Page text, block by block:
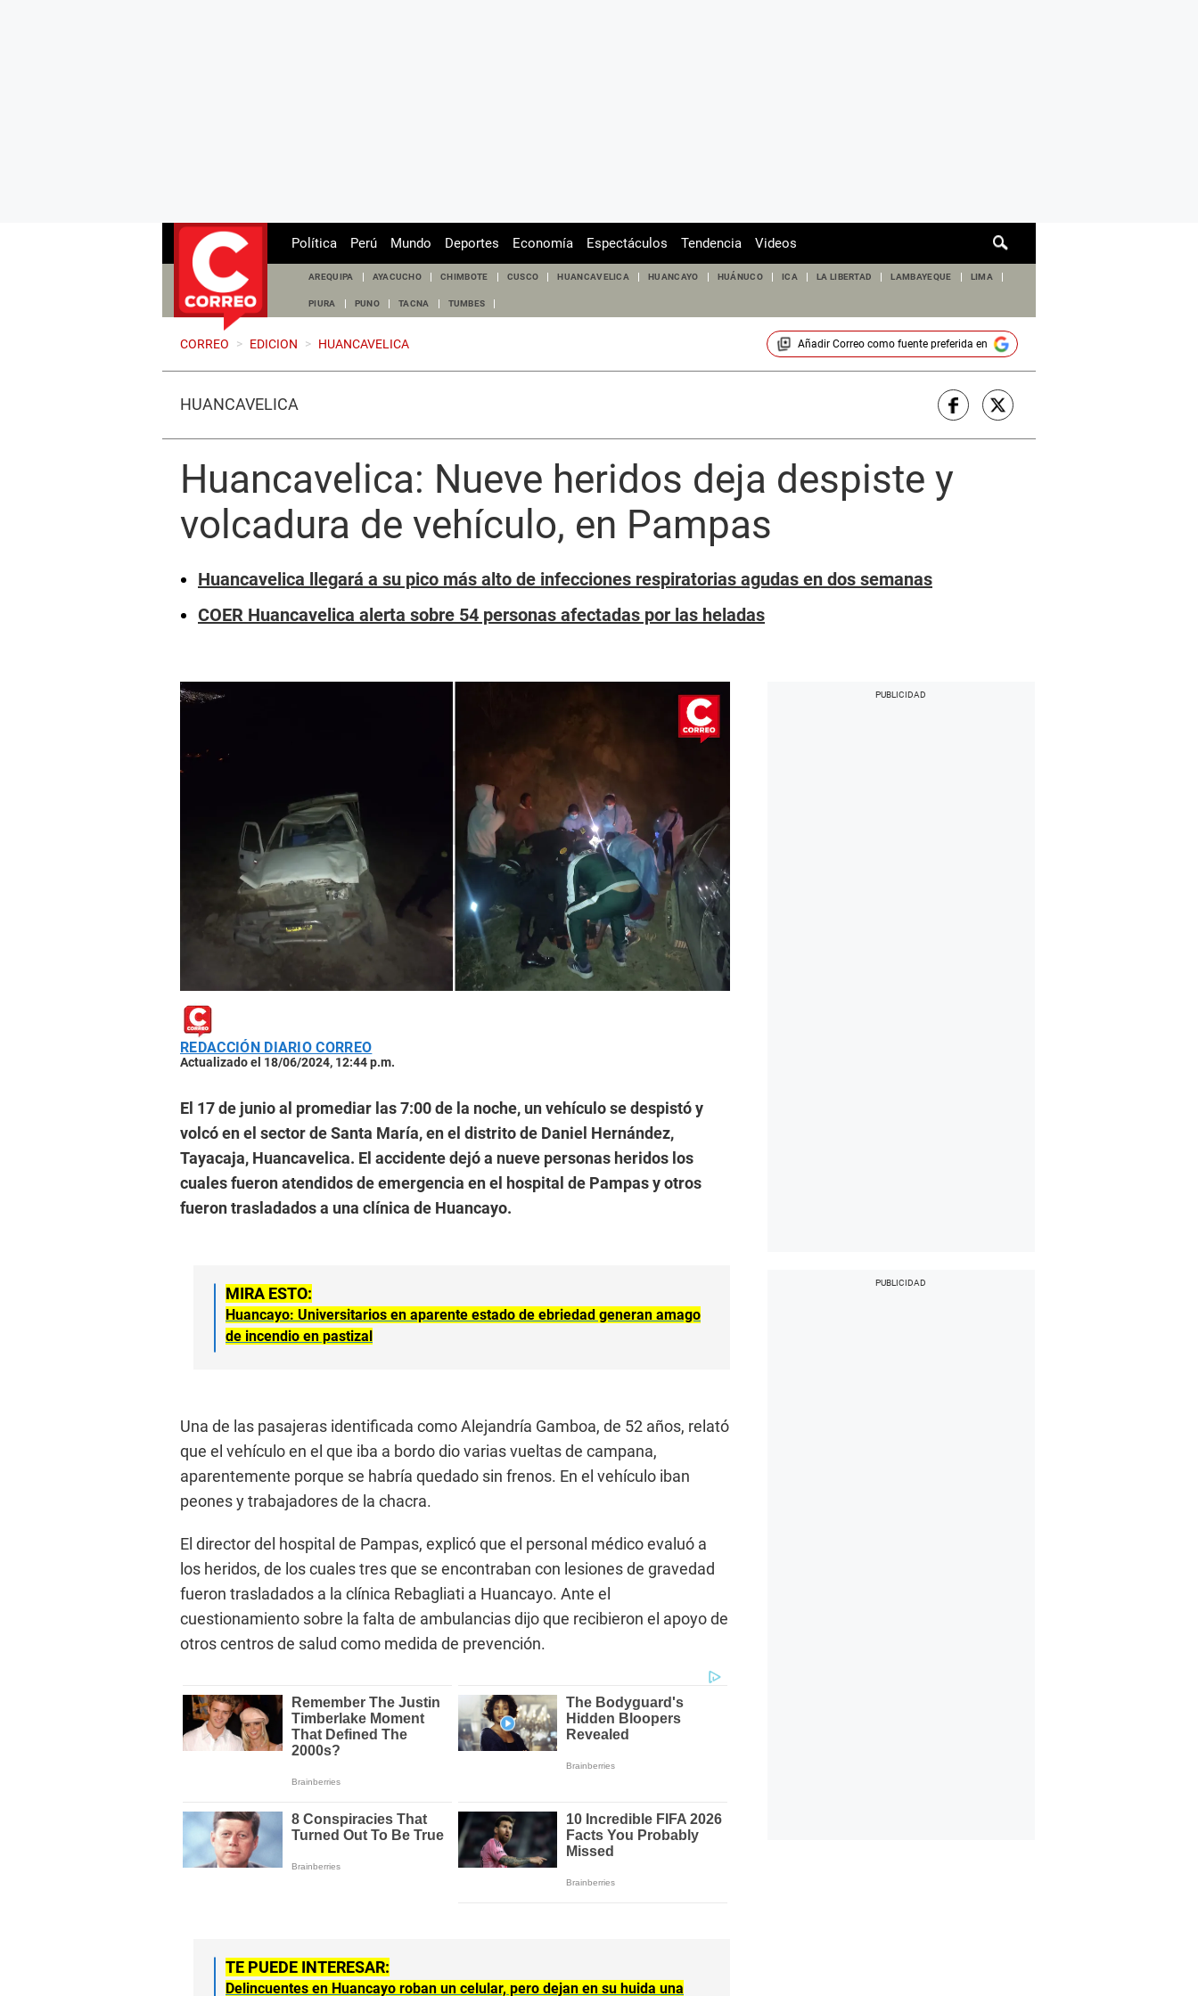
de
Política Perú Mundo Deportes Economía Espectáculos Tendencia Videos
AREQUIPA AYACUCHO CHIMBOTE CUSCO HUANCAVELICA HUANCAYO HUÁNUCO ICA LA LIBERTAD LAMBAYEQUE LIMA
PIURA PUNO TACNA TUMBES
CORREO > EDICION > HUANCAVELICA Añadir Correocomo fuente preferida en
HUANCAVELICA
Huancavelica: Nueve heridos deja despiste y
volcadura de vehículo, en Pampas
Huancavelica llegará a su pico más alto de infecciones respiratorias agudas en dos semanas
COER Huancavelica alerta sobre 54 personas afectadas por las heladas
REDACCIÓN DIARIO CORREO
Actualizado el 18/06/2024, 12:44 p.m.
El 17 de junio al promediar las 7:00 de la noche, un vehículo se despistó y
volcó en el sector de Santa María, en el distrito de Daniel Hernández,
Tayacaja, Huancavelica. El accidente dejó a nueve personas heridos los
cuales fueron atendidos de emergencia en el hospital de Pampas y otros
fueron trasladados a una clínica de Huancayo.
MIRA ESTO:
Huancayo: Universitarios en aparente estado de ebriedad generan amago
de incendio en pastizal
Una de las pasajeras identificada como Alejandría Gamboa, de 52 años, relató
que el vehículo en el que iba a bordo dio varias vueltas de campana,
aparentemente porque se habría quedado sin frenos. En el vehículo iban
peones y trabajadores de la chacra.
El director del hospital de Pampas, explicó que el personal médico evaluó a
los heridos, de los cuales tres que se encontraban con lesiones de gravedad
fueron trasladados a la clínica Rebagliati a Huancayo. Ante el
cuestionamiento sobre la falta de ambulancias dijo que recibieron el apoyo de
otros centros de salud como medida de prevención.
TE PUEDE INTERESAR:
Delincuentes en Huancayo roban un celular, pero dejan en su huida una